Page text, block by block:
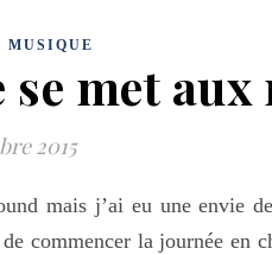
MUSIQUE
met aux
2015
mais j’ai eu une envie
commencer la journée en